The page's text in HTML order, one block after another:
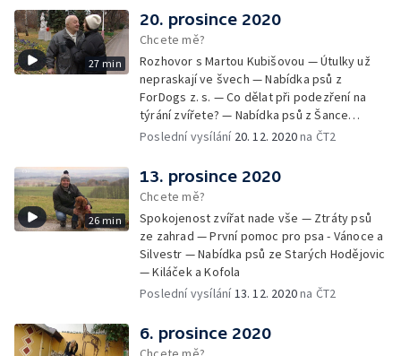
27 min
20. prosince 2020
Chcete mě?
Rozhovor s Martou Kubišovou — Útulky už
nepraskají ve švech — Nabídka psů z
ForDogs z. s. — Co dělat při podezření na
týrání zvířete? — Nabídka psů z Šance
zvířatům — Rozloučení
Poslední vysílání 20. 12. 2020na ČT2
26 min
13. prosince 2020
Chcete mě?
Spokojenost zvířat nade vše — Ztráty psů
ze zahrad — První pomoc pro psa - Vánoce a
Silvestr — Nabídka psů ze Starých Hodějovic
— Kiláček a Kofola
Poslední vysílání13. 12. 2020na ČT2
6. prosince 2020